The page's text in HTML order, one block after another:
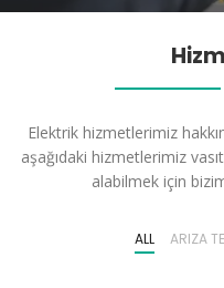
Elektrik hizmetlerimiz
aşağıdaki hizmetlerimiz
alabilmek için
ALL ARIZA